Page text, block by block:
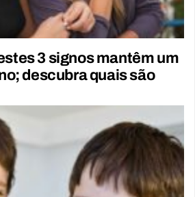
3 signos mantêm um
descubra quais são